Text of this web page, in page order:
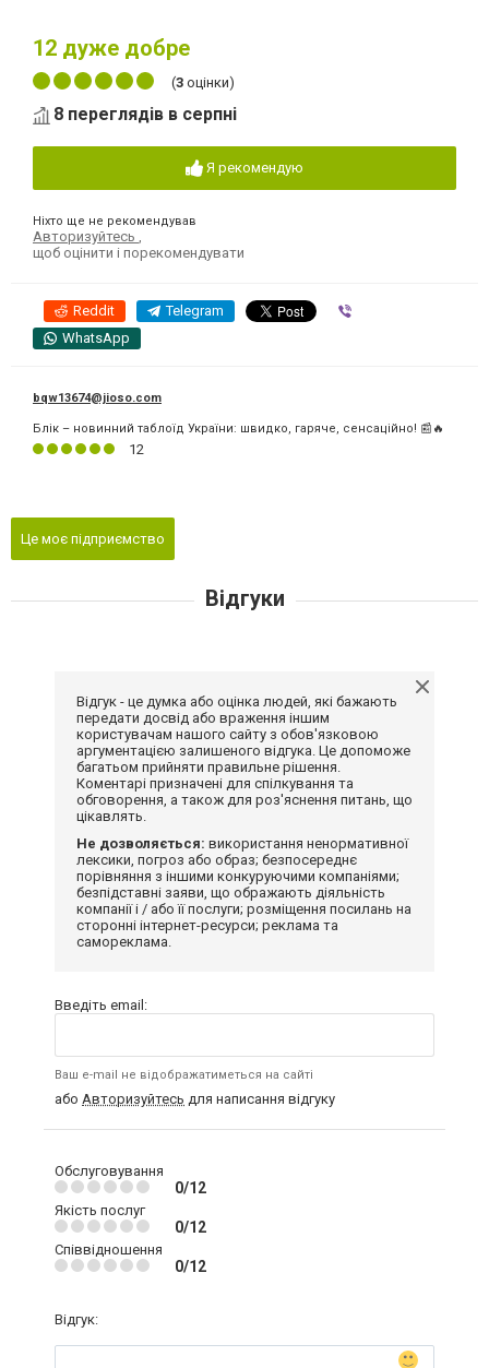
12 дуже добре
(3 оцінки)
8 переглядів в серпні
Я рекомендую
Ніхто ще не рекомендував
Авторизуйтесь ,
щоб оцінити і порекомендувати
Reddit Telegram
WhatsApp
bqw13674@jioso.com
Блік – новинний таблоїд України: швидко, гаряче, сенсаційно! 📰🔥
12
Це моє підприємство
Відгуки
Відгук - це думка або оцінка людей, які бажають
передати досвід або враження іншим
користувачам нашого сайту з обов'язковою
аргументацією залишеного відгука. Це допоможе
багатьом прийняти правильне рішення.
Коментарі призначені для спілкування та
обговорення, а також для роз'яснення питань, що
цікавлять.
Не дозволяється: використання ненормативної
лексики, погроз або образ; безпосереднє
порівняння з іншими конкуруючими компаніями;
безпідставні заяви, що ображають діяльність
компанії і / або її послуги; розміщення посилань на
сторонні інтернет-ресурси; реклама та
самореклама.
Введіть email:
Ваш e-mail не відображатиметься на сайті
або Авторизуйтесь для написання відгуку
Обслуговування
0/12
Якість послуг
0/12
Співвідношення
0/12
Відгук: